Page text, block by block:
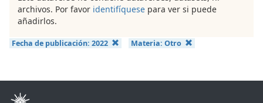
archivos. Por favor identifíquese para ver si puede
añadirlos.
Fecha de publicación: 2022 Materia:Otro